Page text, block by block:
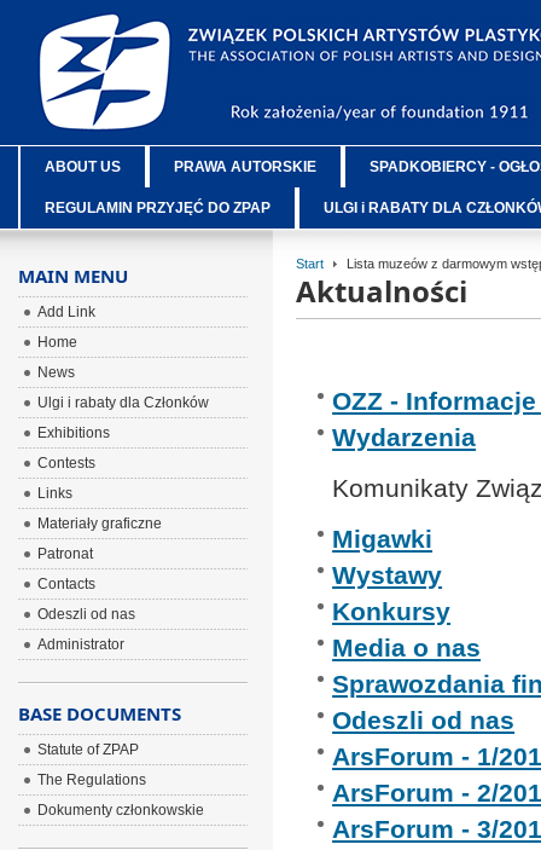
ABOUT US PRAWA AUTORSKIE SPADKOBIERCY -
REGULAMIN PRZYJĘĆ DO ZPAP ULGI i RABATY DLA
Start Lista muzeów z darmowym
Aktualności
OZZ -
Wydarzenia
Komunikaty
Migawki
Wystawy
Konkursy
Media o nas
Sprawozdania
Odeszli od nas
ArsForum - 1/
ArsForum - 2/
ArsForum - 3/
MAIN MENU
Add Link
Home
News
Ulgi i rabaty dla Członków
Exhibitions
Contests
Links
Materiały graficzne
Patronat
Contacts
Odeszli od nas
Administrator
BASE DOCUMENTS
Statute of ZPAP
The Regulations
Dokumenty członkowskie